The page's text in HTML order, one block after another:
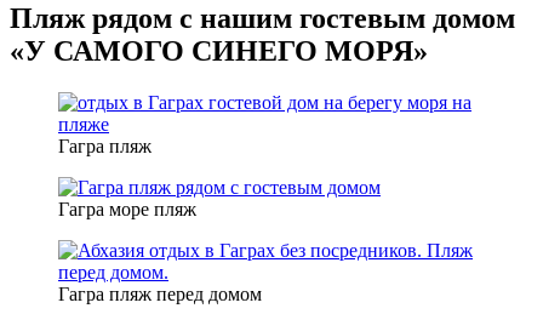
Пляж рядом с нашим гостевым домом
«У САМОГО СИНЕГО МОРЯ»
Гагра пляж
Гагра море пляж
Гагра пляж перед домом